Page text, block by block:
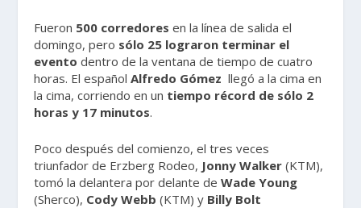
Fueron 500 corredores en la línea de salida el
domingo, pero sólo 25 lograron terminar el
evento dentro de la ventana de tiempo de cuatro
horas. El españolAlfredo Gómez llegó a la cima en
la cima, corriendo en un tiempo récord de sólo 2
horas y 17 minutos.
Poco después del comienzo, el tres veces
triunfador de Erzberg Rodeo, Jonny Walker (KTM),
tomó la delantera por delante de Wade Young
(Sherco), Cody Webb (KTM) y Billy Bolt